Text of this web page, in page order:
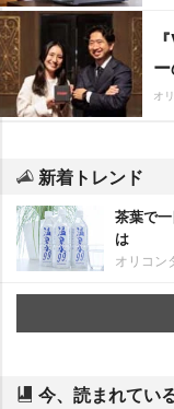
オ
新着トレンド
茶葉で
は
オリコン
今、読まれてい